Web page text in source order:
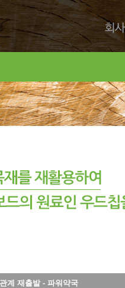
회사
계 재출발 - 파워약국